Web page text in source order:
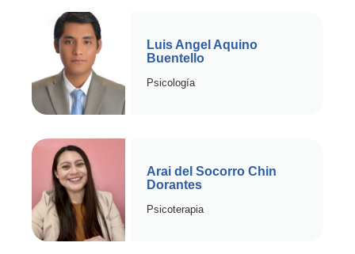
Luis Angel Aquino
Buentello
Psicología
Arai del Socorro Chin
Dorantes
Psicoterapia